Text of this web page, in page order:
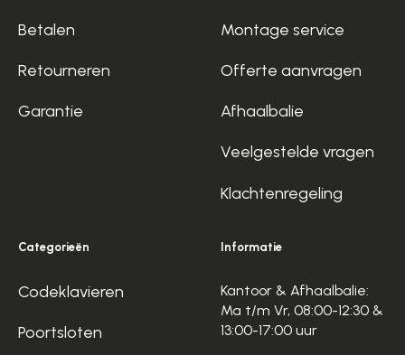
Betalen
Retourneren
Garantie
Montage service
Offerte aanvragen
Afhaalbalie
Veelgestelde vragen
Klachtenregeling
Categorieën
Codeklavieren
Poortsloten
Informatie
Kantoor & Afhaalbalie:
Ma t/m Vr, 08:00-12:30 &
13:00-17:00 uur